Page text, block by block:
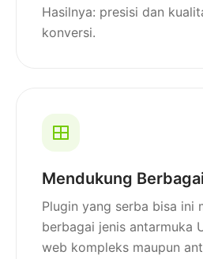
Hasilnya: presisi dan
konversi.
Mendukung
Plugin yang serba bisa ini
berbagai jenis antarmuka
web kompleks maupun